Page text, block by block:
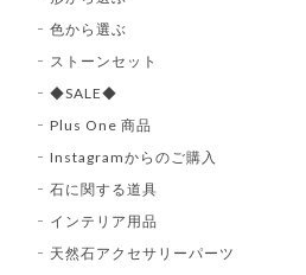
色から選ぶ
ストーンセット
◆SALE◆
Plus One 商品
Instagramからのご購入
石に関する道具
インテリア用品
天然石アクセサリーパーツ